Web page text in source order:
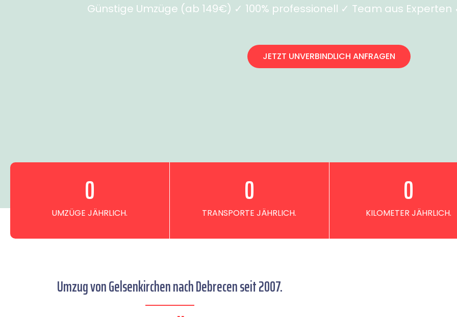
Günstige Umzüge (ab 149€) ✓ 100% professionell ✓ Team aus
JETZT UNVERBINDLICH ANFRAGEN
UMZÜGE JÄHRLICH.
0
TRANSPORTE JÄHRLICH.
0
KILOMETER JÄHRLICH.
0
Umzug von Gelsenkirchen nach Debrecen seit 2007.